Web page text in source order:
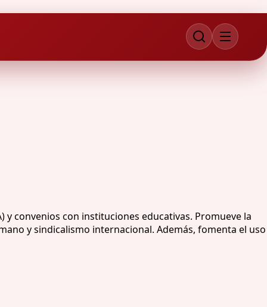
convenios con instituciones educativas. Promueve la
y sindicalismo internacional. Además, fomenta el uso